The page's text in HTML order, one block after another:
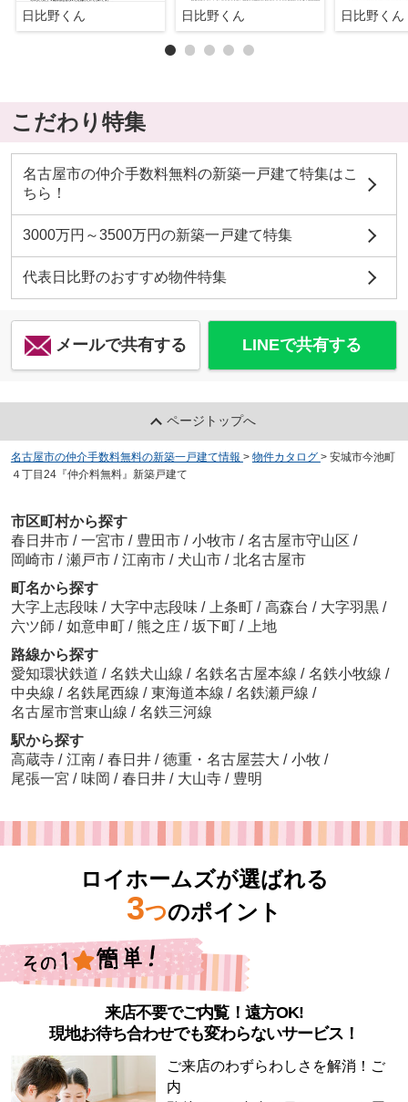
日比野くん 日比野くん 日比野くん
こだわり特集
名古屋市の仲介手数料無料の新築一戸建て特集はこ
ちら！
3000万円～3500万円の新築一戸建て特集
代表日比野のおすすめ物件特集
メールで共有する LINEで共有する
ページトップへ
名古屋市の仲介手数料無料の新築一戸建て情報 > 物件カタログ > 安城市今池町
４丁目24『仲介料無料』新築戸建て
市区町村から探す
春日井市 / 一宮市 / 豊田市 / 小牧市 / 名古屋市守山区 /
岡崎市 / 瀬戸市 / 江南市 / 犬山市 / 北名古屋市
町名から探す
大字上志段味 / 大字中志段味 / 上条町 / 高森台 / 大字羽黒 /
六ツ師 / 如意申町 / 熊之庄 / 坂下町 /
上地
路線から探す
愛知環状鉄道 / 名鉄犬山線 / 名鉄名古屋本線 / 名鉄小牧線 /
中央線 / 名鉄尾西線 / 東海道本線 / 名鉄瀬戸線 /
名古屋市営東山線 / 名鉄三河線
駅から探す
高蔵寺 / 江南 / 春日井 / 徳重・名古屋芸大 / 小牧 /
尾張一宮 / 味岡 / 春日井 / 大山寺 / 豊明
ロイホームズが選ばれる
3つのポイント
来店不要でご内覧！遠方OK!
現地お待ち合わせでも変わらないサービス！
ご来店のわずらわしさを解消！ご
内